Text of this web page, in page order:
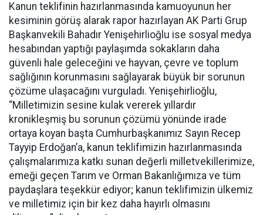
Kanun teklifinin hazırlanmasında kamuoyunun her
kesiminin görüş alarak rapor hazırlayan AK Parti Grup
Başkanvekili Bahadır Yenişehirlioğlu ise sosyal medya
hesabından yaptığı paylaşımda sokakların daha
güvenli hale geleceğini ve hayvan, çevre ve toplum
sağlığının korunmasını sağlayarak büyük bir sorunun
çözüme ulaşacağını vurguladı. Yenişehirlioğlu,
“Milletimizin sesine kulak vererek yıllardır
kronikleşmiş bu sorunun çözümü yönünde irade
ortaya koyan başta Cumhurbaşkanımız Sayın Recep
Tayyip Erdoğan’a, kanun teklifimizin hazırlanmasında
çalışmalarımıza katkı sunan değerli milletvekillerimize,
emeği geçen Tarım ve Orman Bakanlığımıza ve tüm
paydaşlara teşekkür ediyor; kanun teklifimizin ülkemiz
ve milletimiz için bir kez daha hayırlı olmasını